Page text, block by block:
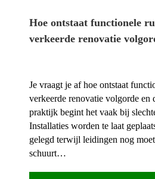
Hoe ontstaat functionele
verkeerde renovatie
Je vraagt je af hoe ontstaat
verkeerde renovatie volgorde en
praktijk begint het vaak bij
Installaties worden te laat
gelegd terwijl leidingen nog
schuurt…